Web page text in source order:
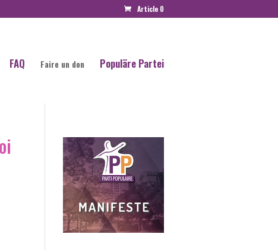
Article 0
FAQ Faire un don Populäre Partei